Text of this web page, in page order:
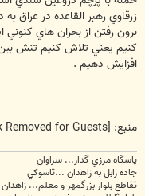
زرقاوي رهبر القاعده در عراق
برون رفتن از بحران هاي
كنيم يعني تلاش كنيم تنش بين
افزايش دهيم .
منبع: [External Link Removed for Guests]
پاسگاه مرزي گدار... سراوان
جاده زابل به زاهدان ...تاسوکي
تقاطع بلوار بزرگمهر و معلم... زاهدان